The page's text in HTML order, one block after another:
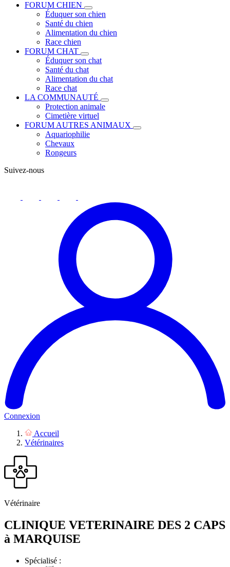
FORUM CHIEN
Éduquer son chien
Santé du chien
Alimentation du chien
Race chien
FORUM CHAT
Éduquer son chat
Santé du chat
Alimentation du chat
Race chat
LA COMMUNAUTÉ
Protection animale
Cimetière virtuel
FORUM AUTRES ANIMAUX
Aquariophilie
Chevaux
Rongeurs
Suivez-nous
Connexion
Accueil
Vétérinaires
Vétérinaire
CLINIQUE VETERINAIRE DES 2 CAPS
à MARQUISE
Spécialisé :